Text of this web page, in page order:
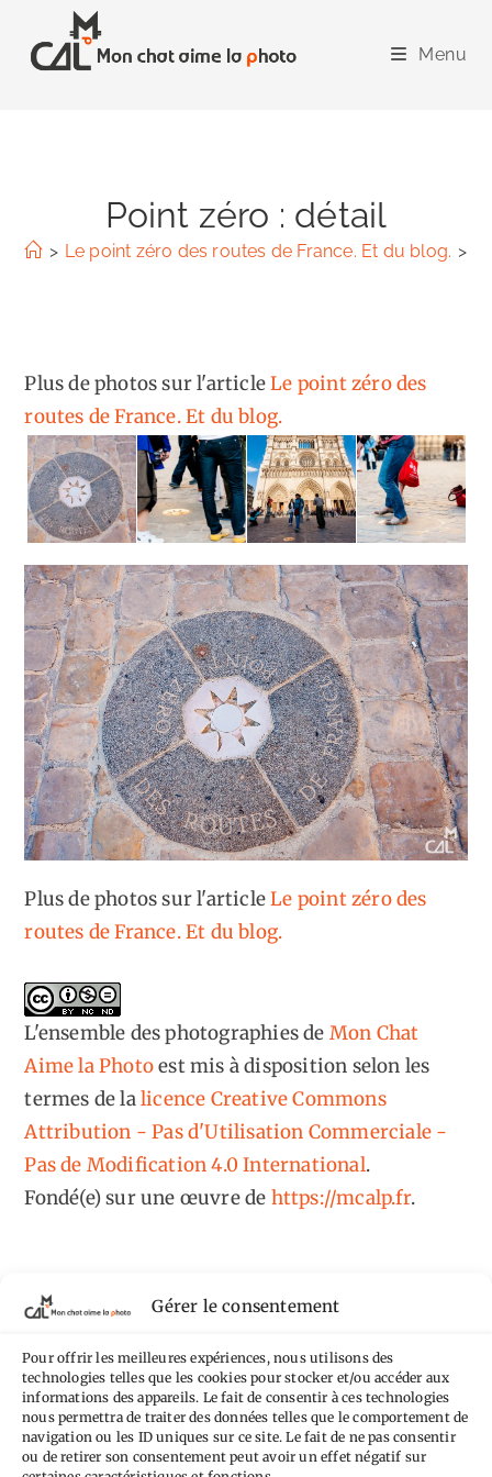
Gérer le consentement
Pour offrir les meilleures expériences, nous utilisons des
technologies telles que les cookies pour stocker et/ou accéder aux
informations des appareils. Le fait de consentir à ces technologies
nous permettra de traiter des données telles que le comportement de
navigation ou les ID uniques sur ce site. Le fait de ne pas consentir
ou de retirer son consentement peut avoir un effet négatif sur
content
Menu
Point zéro : détail
> Le point zéro des routes de France. Et du blog. >
Plus de photos sur l'articleLe point zéro des
routes de France. Et du blog.
Plus de photos sur l'articleLe point zéro des
routes de France. Et du blog.
L'ensemble des photographiesde Mon Chat
Aime la Photoest mis à disposition selon les
termes de lalicence Creative Commons
Attribution - Pas d'Utilisation Commerciale -
Pas de Modification 4.0 International.
Fondé(e) sur une œuvre de https://mcalp.fr.
Tags
AilleursAimez-vous bordelAllemagne Andorre
Anti tourismeBarBelgiqueBurgerChat